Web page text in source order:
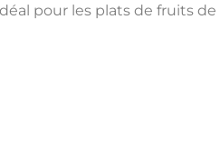
pour les plats de fruits de